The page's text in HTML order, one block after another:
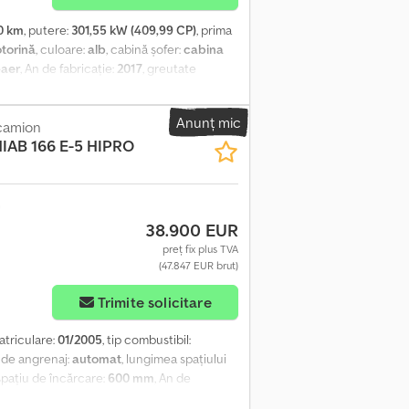
km, putere: 301,55 kW (409,99 CP), prima
, culoare:alb, cabină șofer:cabina
, An de fabricație: 2017, greutate
tracțiunii, hidraulică, nivel redus
, Volvo FM 410 cap tractor cu ADR mare.
unghi mort Navigație și multe altele.
Anunț mic
166 E-5 HIPRO
38.900 EUR
preț fix plus TVA
(47.847 EUR brut)
Trimite solicitare
01/2005, tip combustibil:
angrenaj:automat, lungimea spațiului
de încărcare: 600 mm, An de
6,70 m + MACARA + BRAȚ